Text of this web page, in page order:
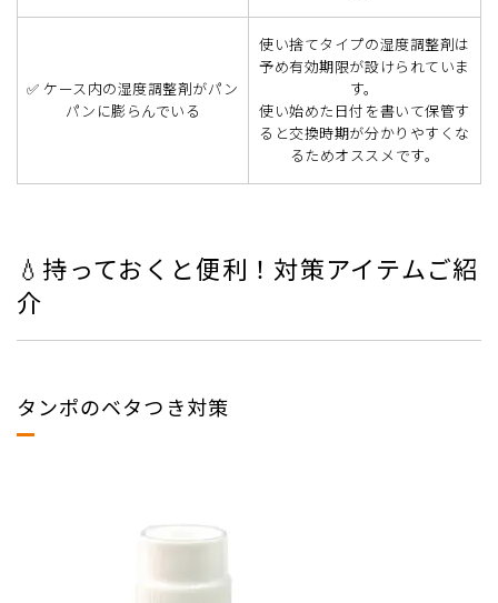
✅ ケース内の湿度調整剤がパン
パンに膨らんでいる
使い捨てタイプの湿度調整剤は
予め有効期限が設けられていま
す。
使い始めた日付を書いて保管す
ると交換時期が分かりやすくな
るためオススメです。
💧持っておくと便利！対策アイテムご紹
介
タンポのベタつき対策